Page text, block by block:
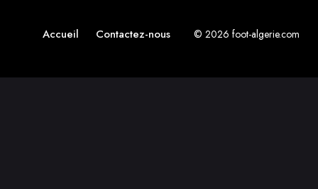
Accueil Contactez-nous © 2026 foot-algerie.com